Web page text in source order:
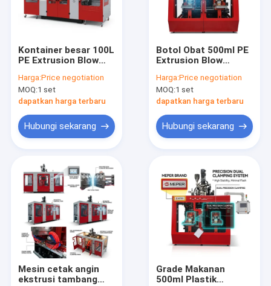
Produk
Tentang kami
Tur Pabrik
Kontrol kualitas
Kontainer besar 100L
PE Extrusion Blow
MP100FD
Harga:Price negotiation
MOQ:1 set
dapatkan harga terbaru
Hubungi sekarang
Botol Obat 500ml PE
Extrusion Blow
80FDE-4S
Harga:Price negotiation
MOQ:1 set
dapatkan harga terbaru
Hubungi sekarang
Mesin cetak angin
ekstrusi tambang
Grade Makanan
500ml Plastik